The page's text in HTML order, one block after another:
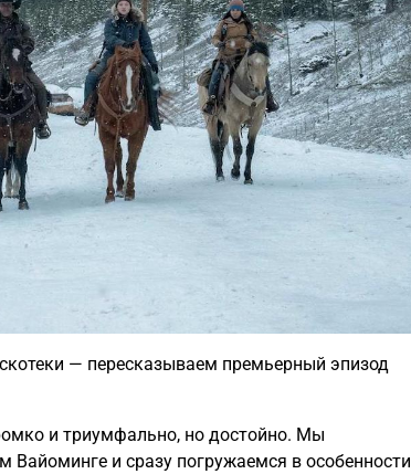
— пересказываем премьерный эпизод
и триумфально, но достойно. Мы
и сразу погружаемся в особенности